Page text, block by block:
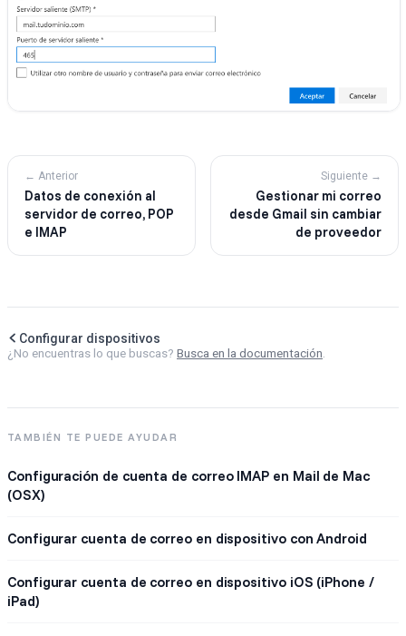
← Anterior
Datos de conexión al
servidor de correo, POP
e IMAP
Siguiente →
Gestionar mi correo
desde Gmail sin cambiar
de proveedor
Configurar dispositivos
¿No encuentras lo que buscas? Busca en la documentación
TAMBIÉN TE PUEDE AYUDAR
Configuración de cuenta de correo IMAP en Mail de Mac
(OSX)
Configurar cuenta de correo en dispositivo con Android
Configurar cuenta de correo en dispositivo iOS (iPhone /
iPad)